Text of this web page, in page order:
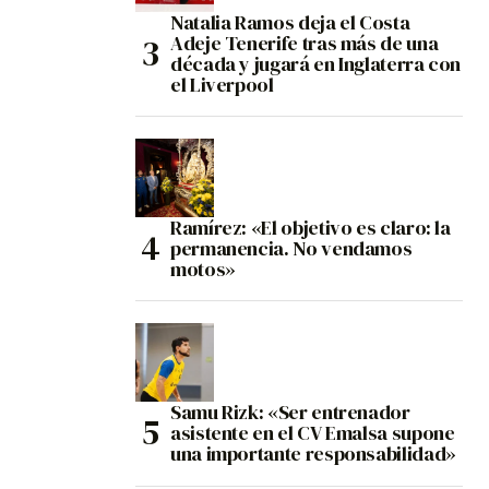
Natalia Ramos deja el Costa
Adeje Tenerife tras más de una
década y jugará en Inglaterra con
el Liverpool
Ramírez: «El objetivo es claro: la
permanencia. No vendamos
motos»
Samu Rizk: «Ser entrenador
asistente en el CV Emalsa supone
una importante responsabilidad»